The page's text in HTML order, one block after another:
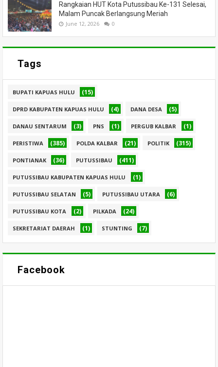
Rangkaian HUT Kota Putussibau Ke-131 Selesai,
Malam Puncak Berlangsung Meriah
June 12, 2026 0
Tags
BUPATI KAPUAS HULU (15)
DPRD KABUPATEN KAPUAS HULU (4) DANA DESA (5)
DANAU SENTARUM (3) PNS (1) PERGUB KALBAR (1)
PERISTIWA (385) POLDA KALBAR (21) POLITIK (315)
PONTIANAK (36) PUTUSSIBAU (411)
PUTUSSIBAU KABUPATEN KAPUAS HULU (1)
PUTUSSIBAU SELATAN (5) PUTUSSIBAU UTARA (6)
PUTUSSIBAU KOTA (2) PILKADA (24)
SEKRETARIAT DAERAH (1) STUNTING (7)
Facebook